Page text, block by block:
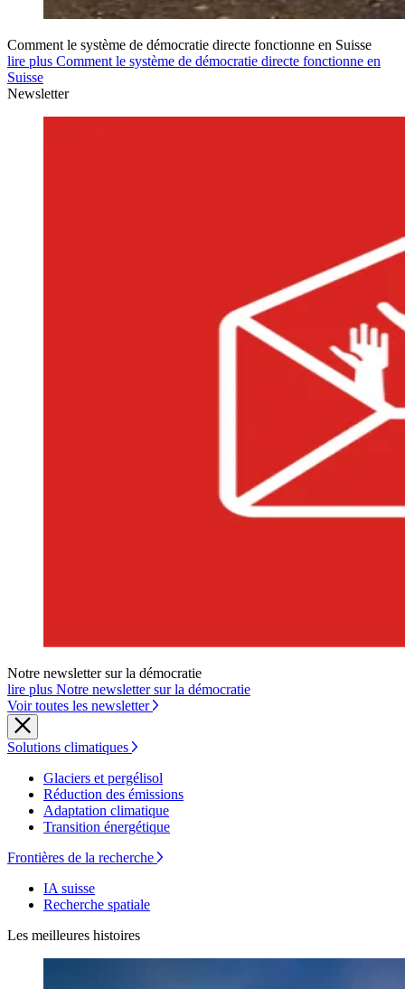
Comment le système de démocratie directe fonctionne en Suisse
lire plus Comment le système de démocratie directe fonctionne en
Suisse
Newsletter
Notre newsletter sur la démocratie
lire plus Notre newsletter sur la démocratie
Voir toutes les newsletter
Solutions climatiques
Glaciers et pergélisol
Réduction des émissions
Adaptation climatique
Transition énergétique
Frontières de la recherche
IA suisse
Recherche spatiale
Les meilleures histoires